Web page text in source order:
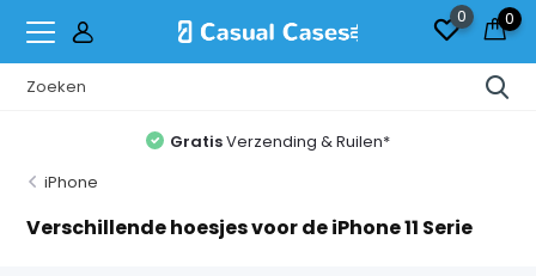
0 0
GratisVerzending & Ruilen*
iPhone
Verschillende hoesjes voor de iPhone 11 Serie